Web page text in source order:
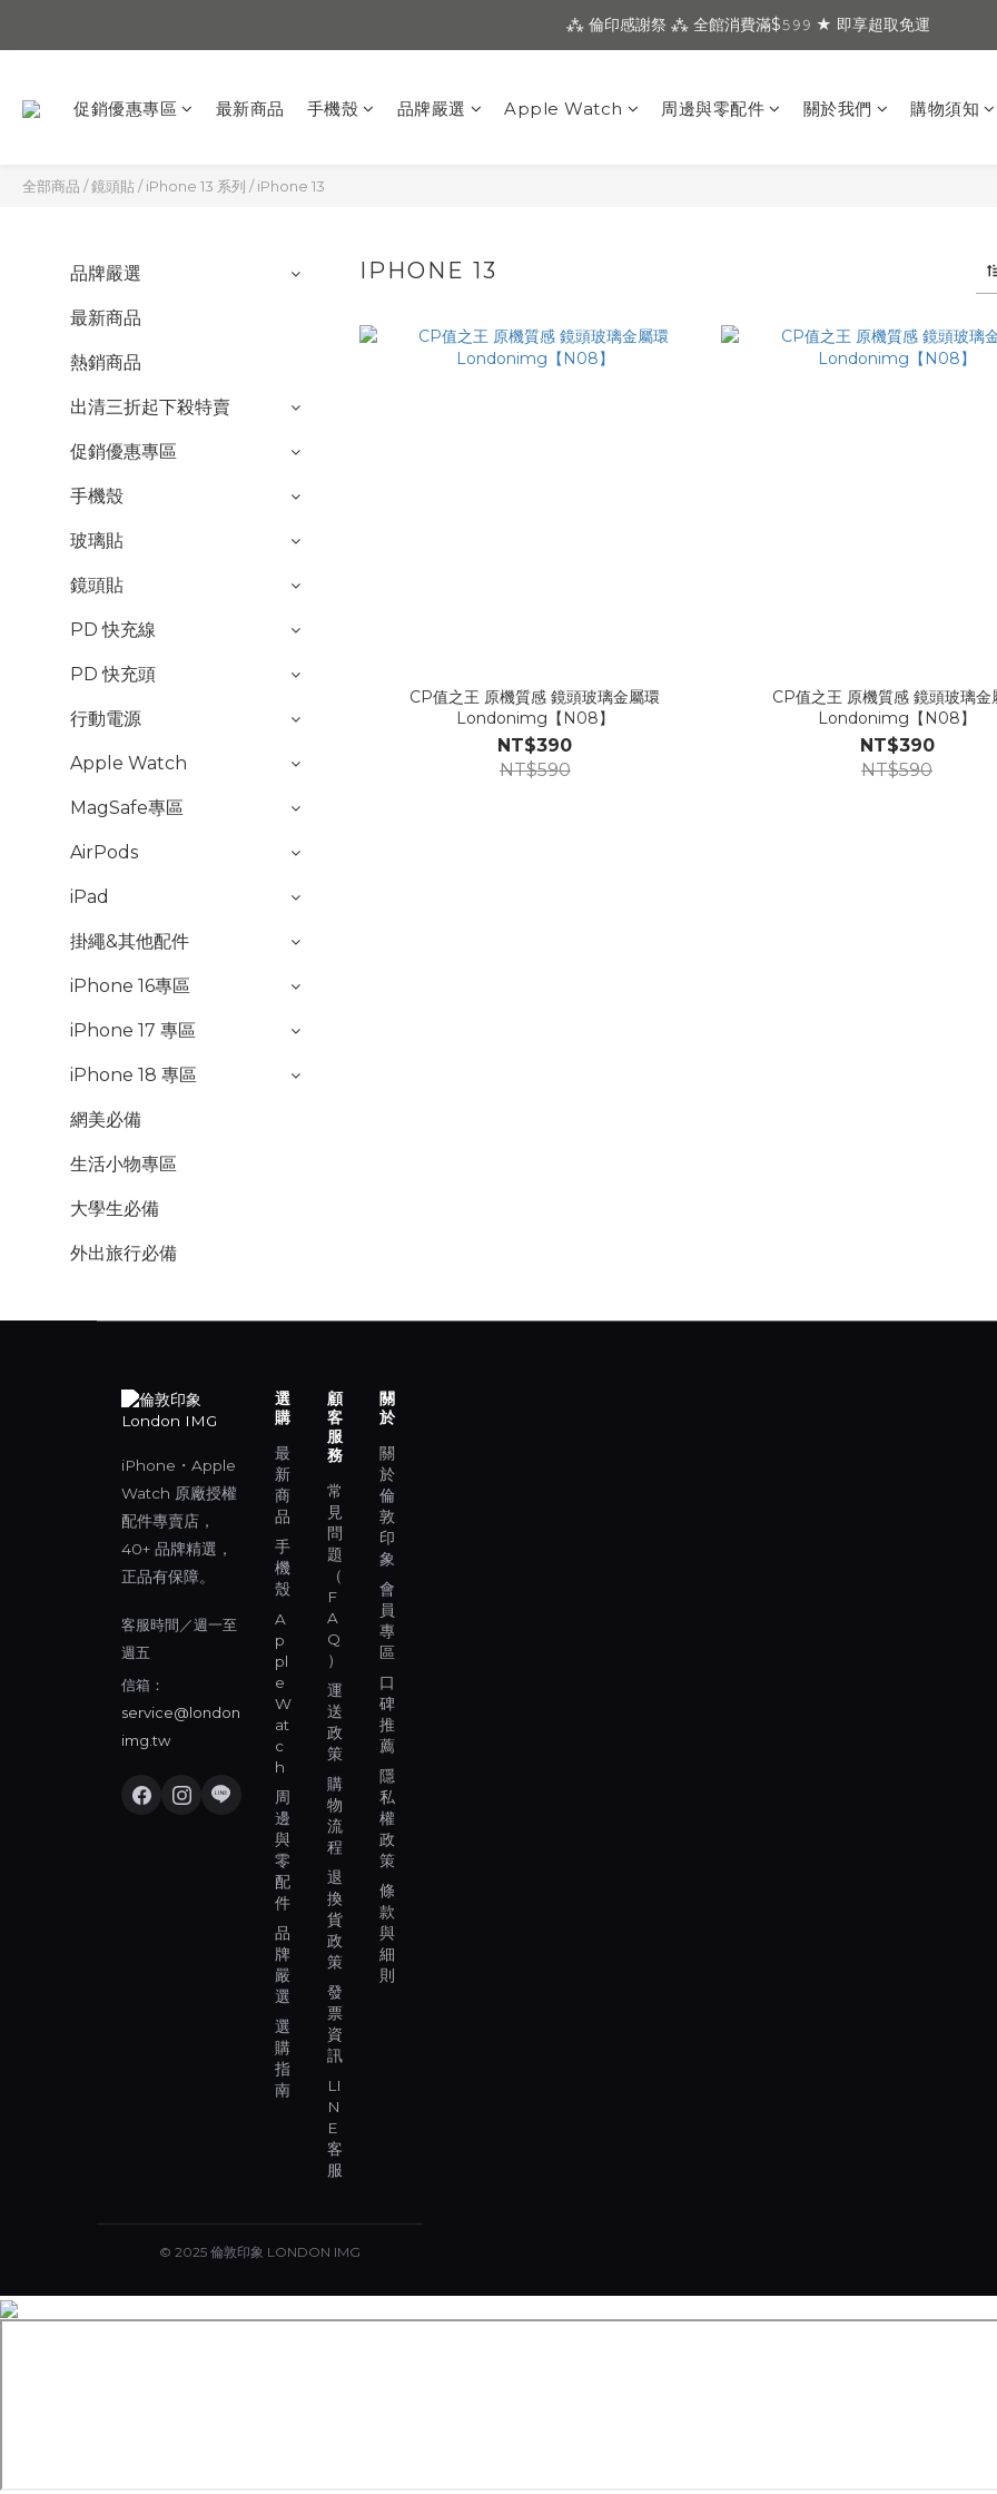
⁂ 倫印感謝祭 ⁂ 全館消費滿$𝟻𝟿𝟿 ★ 即享超取免運
促銷優惠專區 最新商品 手機殼 品牌嚴選 Apple Watch 周邊與零配件 關於我們 購物須知
全部商品 /鏡頭貼/iPhone 13 系列 /iPhone 13
品牌嚴選
最新商品
熱銷商品
出清三折起下殺特賣
促銷優惠專區
手機殼
玻璃貼
鏡頭貼
PD 快充線
PD 快充頭
行動電源
Apple Watch
MagSafe專區
AirPods
iPad
掛繩&其他配件
iPhone 16專區
iPhone 17 專區
iPhone 18 專區
網美必備
生活小物專區
大學生必備
外出旅行必備
IPHONE 13
CP值之王 原機質感 鏡頭玻璃金屬環
Londonimg【N08】
NT$390
NT$590
CP值之王 原機質感 鏡頭玻璃金
Londonimg【N08】
NT$390
NT$590
iPhone・Apple
Watch 原廠授權
配件專賣店，
40+ 品牌精選，
正品有保障。
客服時間／週一至
週五
信箱：
service@london
img.tw
選
購
最
新
商
品
手
機
殼
A
p
pl
e
W
at
c
h
周
邊
與
零
配
件
品
牌
嚴
選
選
購
指
南
顧
客
服
務
常
見
問
題
（
F
A
Q
）
運
送
政
策
購
物
流
程
退
換
貨
政
策
發
票
資
訊
LI
N
E
客
服
關
於
關
於
倫
敦
印
象
會
員
專
區
口
碑
推
薦
隱
私
權
政
策
條
款
與
細
則
© 2025 倫敦印象 LONDON IMG